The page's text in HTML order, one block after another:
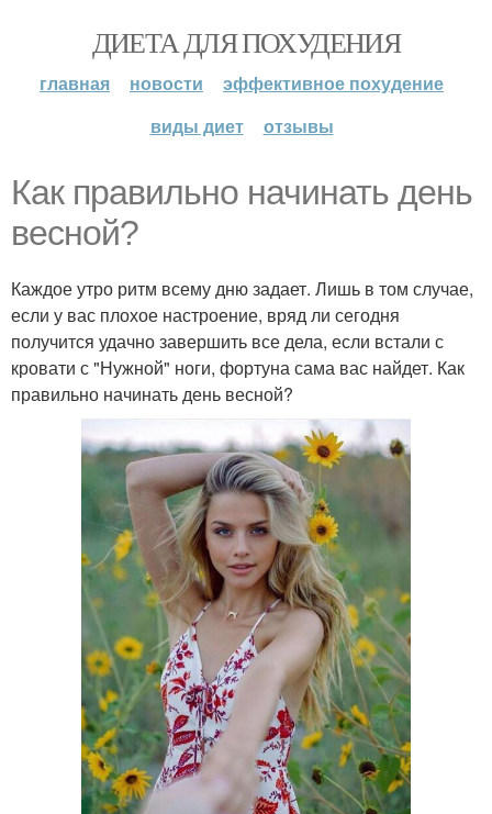
ДИЕТА ДЛЯ ПОХУДЕНИЯ
главная новости
эффективное похудение
виды диет
отзывы
Как правильно начинать день
весной?
Каждое утро ритм всему дню задает. Лишь в том случае,
если у вас плохое настроение, вряд ли сегодня
получится удачно завершить все дела, если встали с
кровати с "Нужной" ноги, фортуна сама вас найдет. Как
правильно начинать день весной?